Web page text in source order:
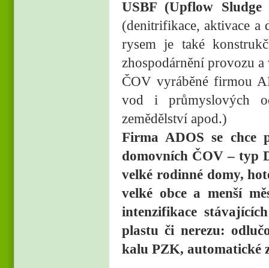
USBF (Upflow
(denitrifikace, aktivace a
rysem je také
zhospodárnění provozu
ČOV vyráběné firmou
vod i průmyslových
zemědělství apod.)
Firma ADOS se chce
domovních ČOV – typ
velké rodinné domy,
velké obce a menší
intenzifikace
plastu či nerezu:
kalu PZK,